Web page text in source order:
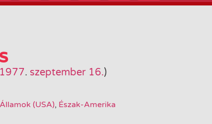
1977. szeptember 16.)
(USA), Észak-Amerika